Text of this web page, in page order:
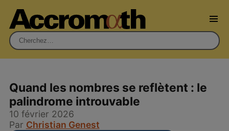
Rechercher :
Quand les nombres se reflètent : le
palindrome introuvable
10 février 2026
Par Christian Genest